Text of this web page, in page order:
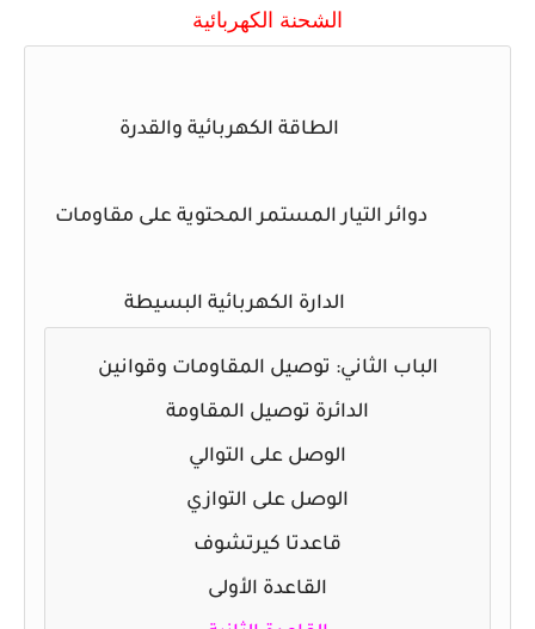
الشحنة الكهربائية
الطاقة الكهربائية والقدرة
دوائر التيار المستمر المحتوية على مقاومات
الدارة الكهربائية البسيطة
الباب الثاني: توصيل المقاومات وقوانين
الدائرة توصيل المقاومة
الوصل على التوالي
الوصل على التوازي
قاعدتا كيرتشوف
القاعدة الأولى